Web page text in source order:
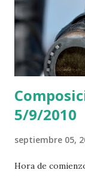
5/9/2010
septiembre 05,
Hora de